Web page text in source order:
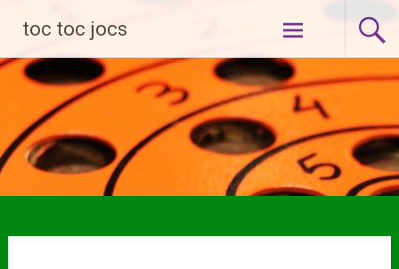
toc toc jocs
Skip
to
content